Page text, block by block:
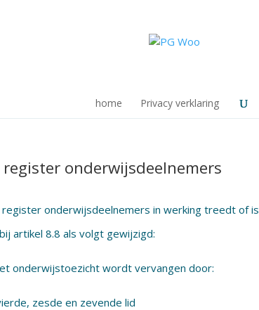
home Privacy verklaring
onderwijsdeelnemers
onderwijsdeelnemers in werking treedt of is
artikel 8.8 als volgt gewijzigd:
onderwijstoezicht wordt vervangen door:
zesde en zevende lid